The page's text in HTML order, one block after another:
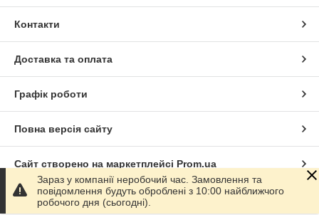
Контакти
Доставка та оплата
Графік роботи
Повна версія сайту
Сайт створено на маркетплейсі Prom.ua
Політика конфіденційності
Зараз у компанії неробочий час. Замовлення та
повідомлення будуть оброблені з 10:00 найближчого
робочого дня (сьогодні).